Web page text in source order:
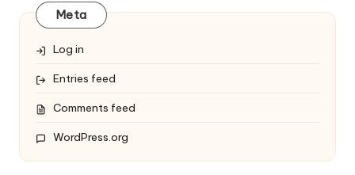
Meta
Log in
Entries feed
Comments feed
WordPress.org